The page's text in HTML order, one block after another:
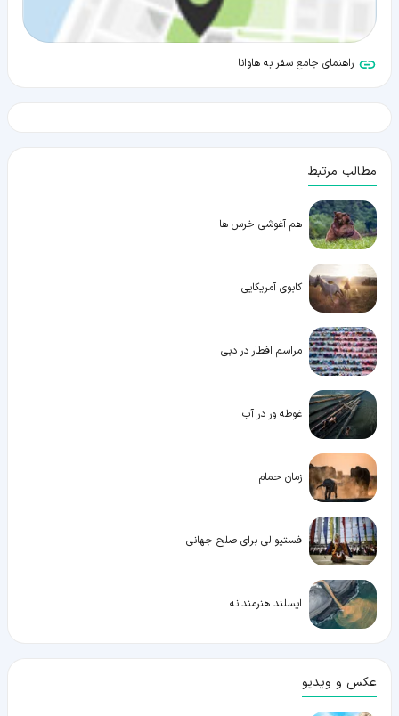
راهنمای جامع سفر به هاوانا
مطالب مرتبط
هم آغوشی خرس ها
کابوی آمریکایی
مراسم افطار در دبی
غوطه ور در آب
زمان حمام
فستیوالی برای صلح جهانی
ایسلند هنرمندانه
عکس و ویدیو